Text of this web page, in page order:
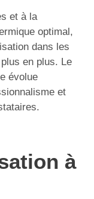
et à la
optimal,
dans les
en plus. Le
évolue
et
à